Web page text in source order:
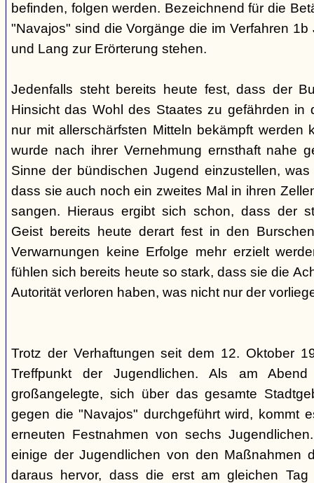
befinden, folgen werden. Bezeichnend für die
"Navajos" sind die Vorgänge die im Verfahren
und Lang zur Erörterung stehen.
Jedenfalls steht bereits heute fest, dass der
Hinsicht das Wohl des Staates zu gefährden in
nur mit allerschärfsten Mitteln bekämpft werden
wurde nach ihrer Vernehmung ernsthaft nahe
Sinne der bündischen Jugend einzustellen,
dass sie auch noch ein zweites Mal in ihren
sangen. Hieraus ergibt sich schon, dass der
Geist bereits heute derart fest in den
Verwarnungen keine Erfolge mehr erzielt
fühlen sich bereits heute so stark, dass sie die
Autorität verloren haben, was nicht nur der
Trotz der Verhaftungen seit dem 12. Oktober
Treffpunkt der Jugendlichen. Als am
großangelegte, sich über das gesamte
gegen die "Navajos" durchgeführt wird, kommt
erneuten Festnahmen von sechs
einige der Jugendlichen von den Maßnahmen
daraus hervor, dass die erst am gleichen Tag